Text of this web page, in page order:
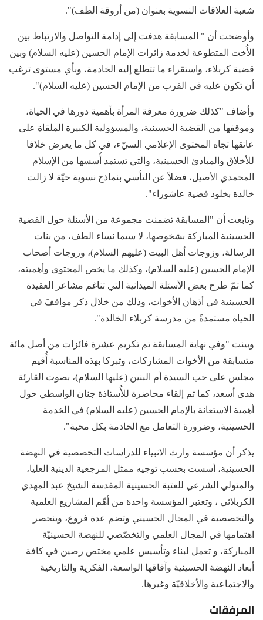
شعبة العلاقات النسوية بعنوان (من أروقة الطف)".
وأوضحت أن " المسابقة هدفت إلى إدامة التواصل والارتباط بين
الأُخت المتطوعة لخدمة زائرات الإمام الحسين (عليه السلام) وبين
قضية كربلاء، واستقراء ما تتطلع إليه الخادمة، وبأي مستوى ترغب
أن تكون عليه في القرب من الإمام الحسين (عليه السلام)".
وأضاف "كذلك ضرورة معرفة المرأة بأهمية دورها في الحياة،
وموقفها من القضية الحسينية، والمسؤولية الكبيرة الملقاة على
عاتقها تجاه المحتوى الإعلامي السيّء، في كل ما يعرض خلافا
للأخلاق والمبادئ الحسينية، والتي تستمد أُسسها من الإسلام
المحمدي الأصيل، فضلاً عن التأسي بنماذج نسوية حيّة لا زالت
خالدة بخلود قضية عاشوراء".
وتابعت أن "المسابقة تضمنت مجموعة من الأسئلة حول القضية
الحسينية المباركة بشخوصها، لا سيما نساء الطف، من بنات
الرسالة، وزوجات أهل البيت (عليهم السلام)، وزوجات أصحاب
الإمام الحسين (عليه السلام)، وكذلك ما يخص المحتوى وأهميته،
كما تمّ طرح بعض الأسئلة الميدانية التي تناغم مشاعر العقيدة
الحسينية في أذهان الأخوات، وذلك من خلال ذكر مواقفَ في
الحياة مستمدةً من مدرسة كربلاء الخالدة".
وبينت "وفي نهاية المسابقة تم تكريم عشرة فائزات من أصل مائة
متسابقة من الأخوات المشاركات، وتبركا بهذه المناسبة أُقيم
مجلس على حب السيدة أم البنين (عليها السلام)، بصوت القارئة
هدى أسعد، كما تم إلقاء محاضرة للأُستاذة جنان الواسطي حول
أهمية الاستعانة بالإمام الحسين (عليه السلام) في الخدمة
الحسينية، وضرورة التعامل مع الخادمة بكل محبة".
يذكر أن مؤسسة وارث الانبياء للدراسات التخصصية في النهضة
الحسينية، أسست بحسب توجيه ممثل المرجعية الدينية العليا،
والمتولي الشرعي للعتبة الحسينية المقدسة الشيخ عبد المهدي
الكربلائي ، وتعتبر المؤسسة واحدة من أهّم المشاريع العلمية
والتخصصية في المجال الحسيني وتضم عدة فروع، وينحصر
اهتمامها في المجال العلمي والتخصّصي للنهضة الحسينيّة
المباركة، و تعمل لبناء وتأسيس علمي مختص رصين في كافة
أبعاد النهضة الحسينية وآفاقها الواسعة، الفكرية والتاريخية
والاجتماعية والأخلاقيّة وغيرها.
المرفقات